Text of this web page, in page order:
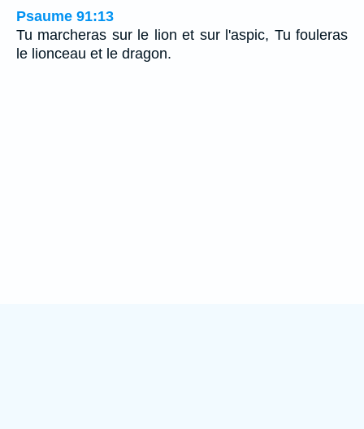
Psaume 91:13
Tu marcheras sur le lion et sur l'aspic, Tu fouleras
le lionceau et le dragon.